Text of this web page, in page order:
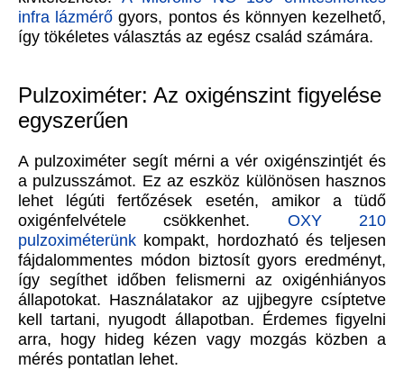
infra lázmérő gyors, pontos és könnyen kezelhető,
így tökéletes választás az egész család számára.
Pulzoximéter: Az oxigénszint figyelése
egyszerűen
A pulzoximéter segít mérni a vér oxigénszintjét és
a pulzusszámot. Ez az eszköz különösen hasznos
lehet légúti fertőzések esetén, amikor a tüdő
oxigénfelvétele csökkenhet. OXY 210
pulzoximéterünk kompakt, hordozható és teljesen
fájdalommentes módon biztosít gyors eredményt,
így segíthet időben felismerni az oxigénhiányos
állapotokat. Használatakor az ujjbegyre csíptetve
kell tartani, nyugodt állapotban. Érdemes figyelni
arra, hogy hideg kézen vagy mozgás közben a
mérés pontatlan lehet.